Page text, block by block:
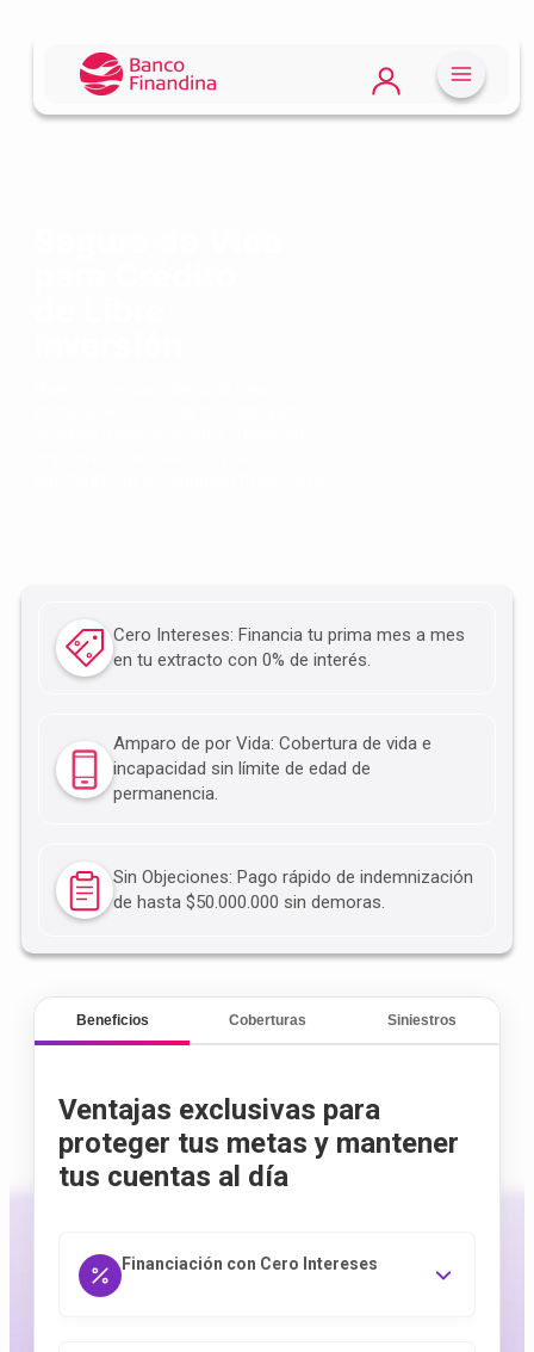
Cero Intereses: Financia tu prima mes a mes
en tu extracto con 0% de interés.
Amparo de por Vida: Cobertura de vida e
incapacidad sin límite de edad de
permanencia.
Sin Objeciones: Pago rápido de indemnización
de hasta $50.000.000 sin demoras.
Beneficios Coberturas Siniestros
Ventajas exclusivas para
proteger tus metas y mantener
tus cuentas al día
Financiación con Cero Intereses